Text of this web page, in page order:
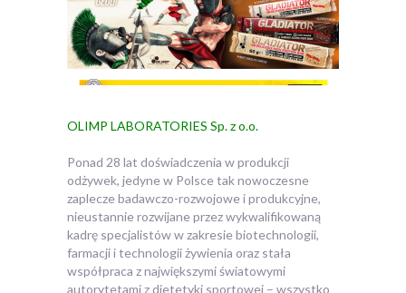
OLIMP LABORATORIES Sp. z o.o.
Ponad 28 lat doświadczenia w produkcji
odżywek, jedyne w Polsce tak nowoczesne
zaplecze badawczo-rozwojowe i produkcyjne,
nieustannie rozwijane przezwykwalifikowaną
kadrę specjalistów w zakresie biotechnologii,
farmacji i technologii żywienia oraz stała
współpraca z największymi światowymi
autorytetami z dietetyki sportowej – wszystko